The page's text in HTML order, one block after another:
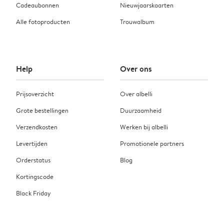
Cadeaubonnen
Alle fotoproducten
Nieuwjaarskaarten
Trouwalbum
Help
Prijsoverzicht
Grote bestellingen
Verzendkosten
Levertijden
Orderstatus
Kortingscode
Black Friday
Over ons
Over albelli
Duurzaamheid
Werken bij albelli
Promotionele partners
Blog